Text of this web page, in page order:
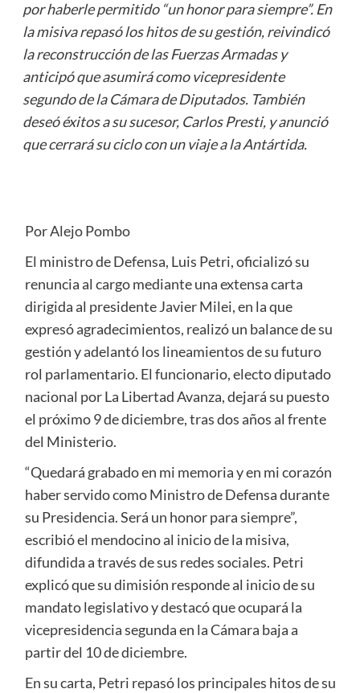
por haberle permitido “un honor para siempre”. En
la misiva repasó los hitos de su gestión, reivindicó
la reconstrucción de las Fuerzas Armadas y
anticipó que asumirá como vicepresidente
segundo de la Cámara de Diputados. También
deseó éxitos a su sucesor, Carlos Presti, y anunció
que cerrará su ciclo con un viaje a la Antártida.
Por Alejo Pombo
El ministro de Defensa, Luis Petri, oficializó su
renuncia al cargo mediante una extensa carta
dirigida al presidente Javier Milei, en la que
expresó agradecimientos, realizó un balance de su
gestión y adelantó los lineamientos de su futuro
rol parlamentario. El funcionario, electo diputado
nacional por La Libertad Avanza, dejará su puesto
el próximo 9 de diciembre, tras dos años al frente
del Ministerio.
“Quedará grabado en mi memoria y en mi corazón
haber servido como Ministro de Defensa durante
su Presidencia. Será un honor para siempre”,
escribió el mendocino al inicio de la misiva,
difundida a través de sus redes sociales. Petri
explicó que su dimisión responde al inicio de su
mandato legislativo y destacó que ocupará la
vicepresidencia segunda en la Cámara baja a
partir del 10 de diciembre.
En su carta, Petri repasó los principales hitos de su